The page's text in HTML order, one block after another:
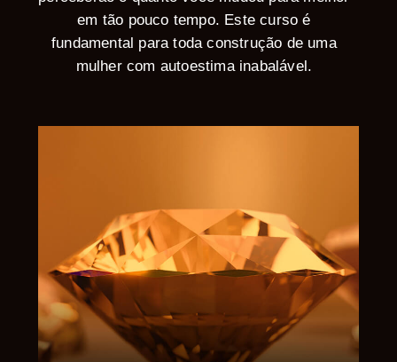
em tão pouco tempo. Este curso é
fundamental para toda construção de uma
mulher com autoestima inabalável.